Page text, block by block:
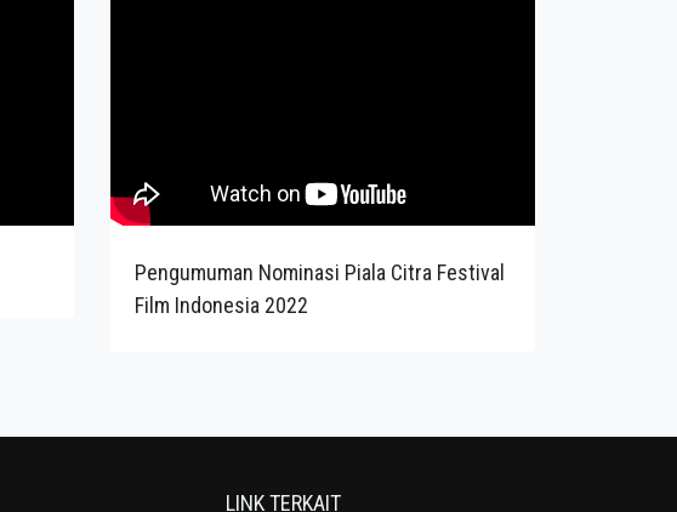
Pengumuman Nominasi Piala Citra Festival
Film Indonesia 2022
LINK TERKAIT